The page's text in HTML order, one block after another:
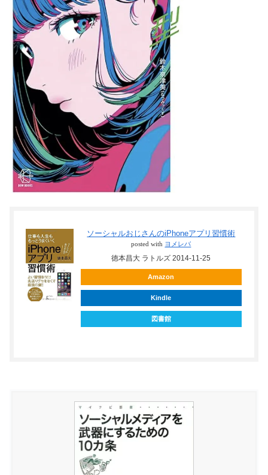
ソーシャルおじさんのiPhoneアプリ習慣術
posted with ヨメレバ
徳本昌大 ラトルズ 2014-11-25
Amazon
Kindle
図書館